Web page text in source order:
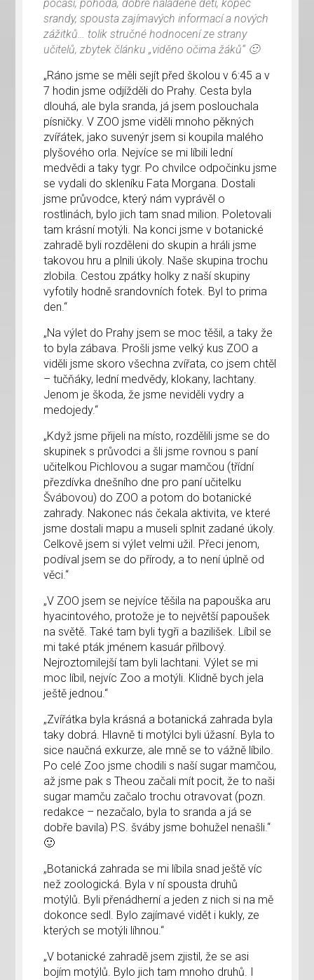
počasí, pohoda, dobře naladěné děti, kopec
srandy, spousta zajímavých informací a nových
zážitků… tolik stručné hodnocení ze strany
učitelů, zbytek článku „viděno očima žáků“ 🙂
„Ráno jsme se měli sejít před školou v 6:45 a v
7 hodin jsme odjížděli do Prahy. Cesta byla
dlouhá, ale byla sranda, já jsem poslouchala
písničky. V ZOO jsme viděli mnoho pěkných
zvířátek, jako suvenýr jsem si koupila malého
plyšového orla. Nejvíce se mi líbili lední
medvědi a taky tygr. Po chvilce odpočinku jsme
se vydali do skleníku Fata Morgana. Dostali
jsme průvodce, který nám vyprávěl o
rostlinách, bylo jich tam snad milion. Poletovali
tam krásní motýli. Na konci jsme v botanické
zahradě byli rozděleni do skupin a hráli jsme
takovou hru a plnili úkoly. Naše skupina trochu
zlobila. Cestou zpátky holky z naší skupiny
vyfotily hodně srandovních fotek. Byl to prima
den.“
„Na výlet do Prahy jsem se moc těšil, a taky že
to byla zábava. Prošli jsme velký kus ZOO a
viděli jsme skoro všechna zvířata, co jsem chtěl
– tučňáky, lední medvědy, klokany, lachtany.
Jenom je škoda, že jsme neviděli vydry a
medojedy.“
„Když jsme přijeli na místo, rozdělili jsme se do
skupinek s průvodci a šli jsme rovnou s paní
učitelkou Pichlovou a sugar mamčou (třídní
přezdívka dnešního dne pro paní učitelku
Švábovou) do ZOO a potom do botanické
zahrady. Nakonec nás čekala aktivita, ve které
jsme dostali mapu a museli splnit zadané úkoly.
Celkově jsem si výlet velmi užil. Přeci jenom,
podíval jsem se do přírody, a to není úplně od
věci.“
„V ZOO jsem se nejvíce těšila na papouška aru
hyacintového, protože je to největší papoušek
na světě. Také tam byli tygři a bazilišek. Líbil se
mi také pták jménem kasuár přilbový.
Nejroztomilejší tam byli lachtani. Výlet se mi
moc líbil, nejvíc Zoo a motýli. Klidně bych jela
ještě jednou.“
„Zvířátka byla krásná a botanická zahrada byla
taky dobrá. Hlavně ti motýlci byli úžasní. Byla to
sice naučná exkurze, ale mně se to vážně líbilo.
Po celé Zoo jsme chodili s naší sugar mamčou,
až jsme pak s Theou začali mít pocit, že to naši
sugar mamču začalo trochu otravovat (pozn.
redakce – nezačalo, byla to sranda a já se
dobře bavila) P.S. šváby jsme bohužel nenašli.“
🙂
„Botanická zahrada se mi líbila snad ještě víc
než zoologická. Byla v ní spousta druhů
motýlů. Byli přenádherní a jeden z nich si na mě
dokonce sedl. Bylo zajímavé vidět i kukly, ze
kterých se motýli líhnou.“
„V botanické zahradě jsem zjistil, že se asi
bojím motýlů. Bylo jich tam mnoho druhů. I